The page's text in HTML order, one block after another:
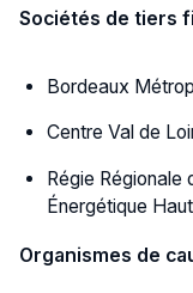
Sociétés de tiers
Bordeaux
Centre Val de
Régie
Énergétique
Organismes de